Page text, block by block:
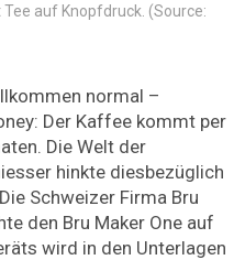
auf Knopfdruck. (Source:
normal –
Der Kaffee kommt per
Die Welt der
hinkte diesbezüglich
Schweizer Firma Bru
den Bru Maker One auf
wird in den Unterlagen